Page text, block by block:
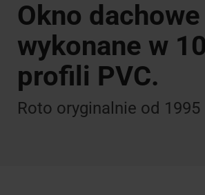
Poproś
o
ofertę
Roto
Okno
do
dachów
płaskich
Okna
Okno uchylne z
ogrzewania -
Znajdź dekarza w
Roto to umożliwia!
Dla
Pliki
Okno
wykonane w
profili PVC.
Roto oryginalnie od 1995